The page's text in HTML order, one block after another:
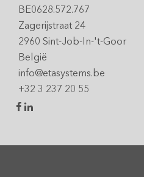
BE0628.572.767
Zagerijstraat 24
2960 Sint-Job-In-'t-Goor
België
info@etasystems.be
+32 3 237 20 55